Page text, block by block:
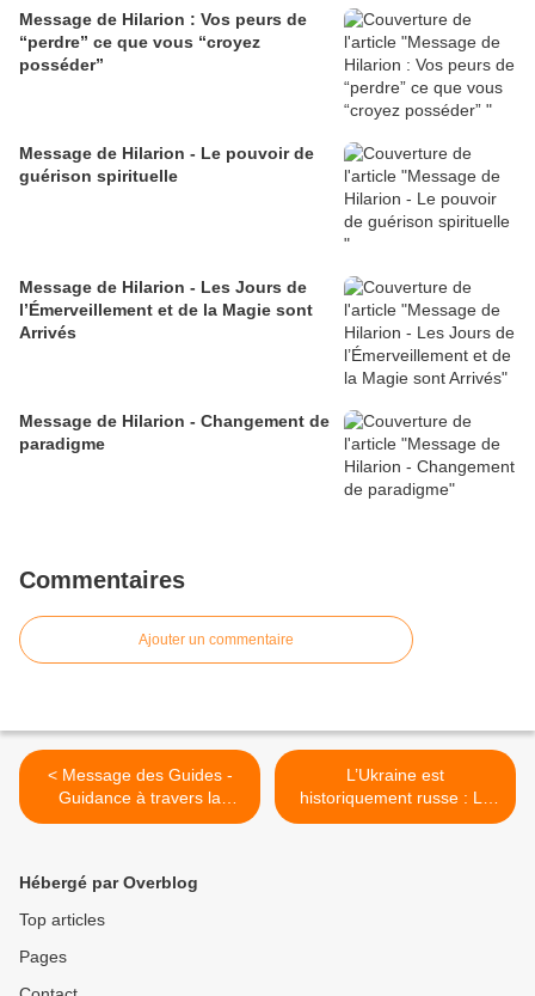
Message de Hilarion : Vos peurs de
“perdre” ce que vous “croyez
posséder”
Message de Hilarion - Le pouvoir de
guérison spirituelle
Message de Hilarion - Les Jours de
l’Émerveillement et de la Magie sont
Arrivés
Message de Hilarion - Changement de
paradigme
Commentaires
Ajouter un commentaire
< Message des Guides -
Guidance à travers la
tempête
L’Ukraine est
historiquement russe : La
nécessaire intervention
Hébergé par Overblog
Top articles
Pages